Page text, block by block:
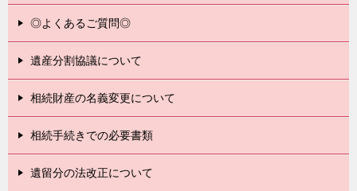
◎よくあるご質問◎
遺産分割協議について
相続財産の名義変更について
相続手続きでの必要書類
遺留分の法改正について